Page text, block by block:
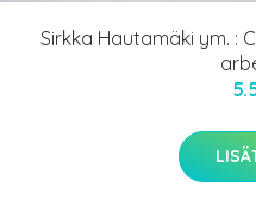
Sirkka Hautamäki ym. :